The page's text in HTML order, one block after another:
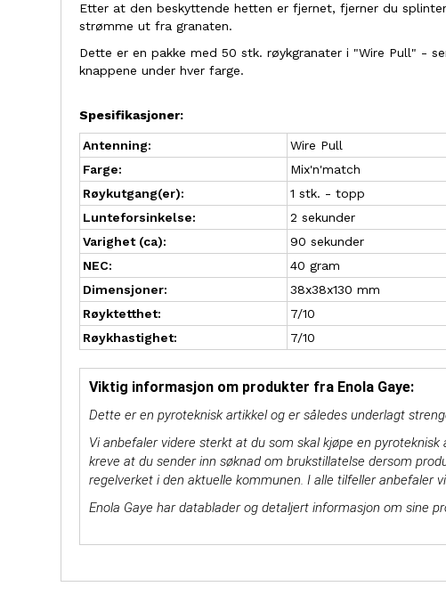
Etter at den beskyttende hetten er fjernet, fjerner du
strømme ut fra granaten.
Dette er en pakke med 50 stk. røykgranater i "Wire Pull" -
knappene under hver farge.
Spesifikasjoner:
Antenning:
Wire Pull
Farge:
Mix'n'match
Røykutgang(er):
1 stk. - topp
Lunteforsinkelse:
2 sekunder
Varighet (ca):
90 sekunder
NEC:
40 gram
Dimensjoner:
38x38x130 mm
Røyktetthet:
7/10
Røykhastighet:
7/10
Viktig informasjon om produkter fra Enola Gaye:
Dette er en pyroteknisk artikkel og er således underlagt
Vi anbefaler videre sterkt at du som skal kjøpe en
kreve at du sender inn søknad om brukstillatelse dersom
regelverket i den aktuelle kommunen. I alle tilfeller anbefaler
Enola Gaye har datablader og detaljert informasjon om sine